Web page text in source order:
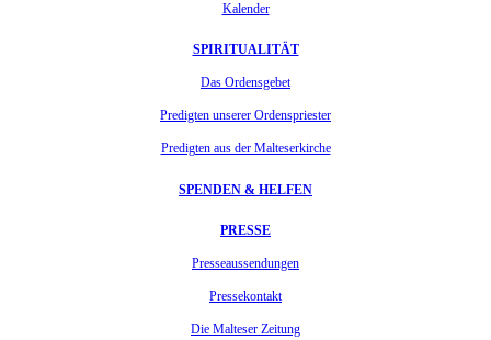
Kalender
SPIRITUALITÄT
Das Ordensgebet
Predigten unserer Ordenspriester
Predigten aus der Malteserkirche
SPENDEN & HELFEN
PRESSE
Presseaussendungen
Pressekontakt
Die Malteser Zeitung